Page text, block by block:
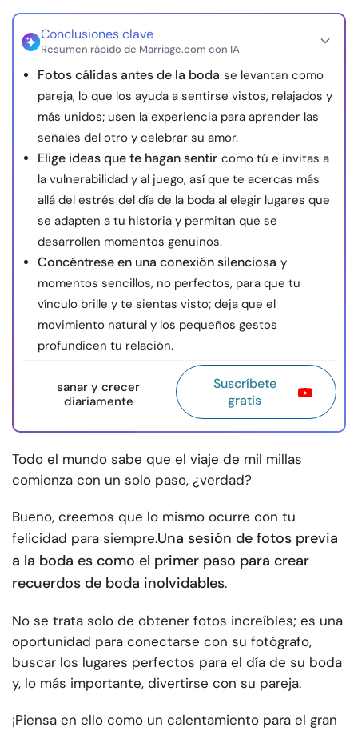
Conclusiones clave
Resumen rápido de Marriage.com con IA
Fotos cálidas antes de la boda se levantan como
pareja, lo que los ayuda a sentirse vistos, relajados y
más unidos; usen la experiencia para aprender las
señales del otro y celebrar su amor.
Elige ideas que te hagan sentir como tú e invitas a
la vulnerabilidad y al juego, así que te acercas más
allá del estrés del día de la boda al elegir lugares que
se adapten a tu historia y permitan que se
desarrollen momentos genuinos.
Concéntrese en una conexión silenciosa y
momentos sencillos, no perfectos, para que tu
vínculo brille y te sientas visto; deja que el
movimiento natural y los pequeños gestos
profundicen tu relación.
sanar y crecer
diariamente
Suscríbete
gratis
Todo el mundo sabe que el viaje de mil millas
comienza con un solo paso, ¿verdad?
Bueno, creemos que lo mismo ocurre con tu
felicidad para siempre.Una sesión de fotos previa
a la boda es como el primer paso para crear
recuerdos de boda inolvidables.
No se trata solo de obtener fotos increíbles; es una
oportunidad para conectarse con su fotógrafo,
buscar los lugares perfectos para el día de su boda
y, lo más importante, divertirse con su pareja.
¡Piensa en ello como un calentamiento para el gran